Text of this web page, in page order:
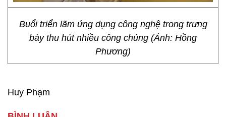
Buổi triển lãm ứng dụng công nghệ trong trưng
bày thu hút nhiều công chúng (Ảnh: Hồng
Phương)
Huy Phạm